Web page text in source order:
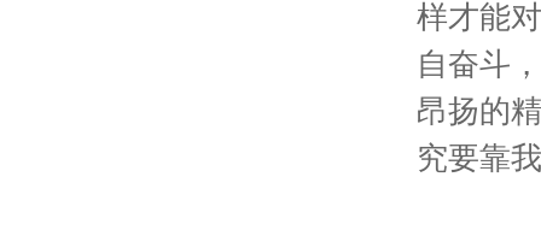
样才能
自奋斗
昂扬的
究要靠